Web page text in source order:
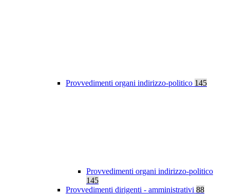
Provvedimenti organi indirizzo-politico 145
Provvedimenti organi indirizzo-politico
145
Provvedimenti dirigenti - amministrativi 88